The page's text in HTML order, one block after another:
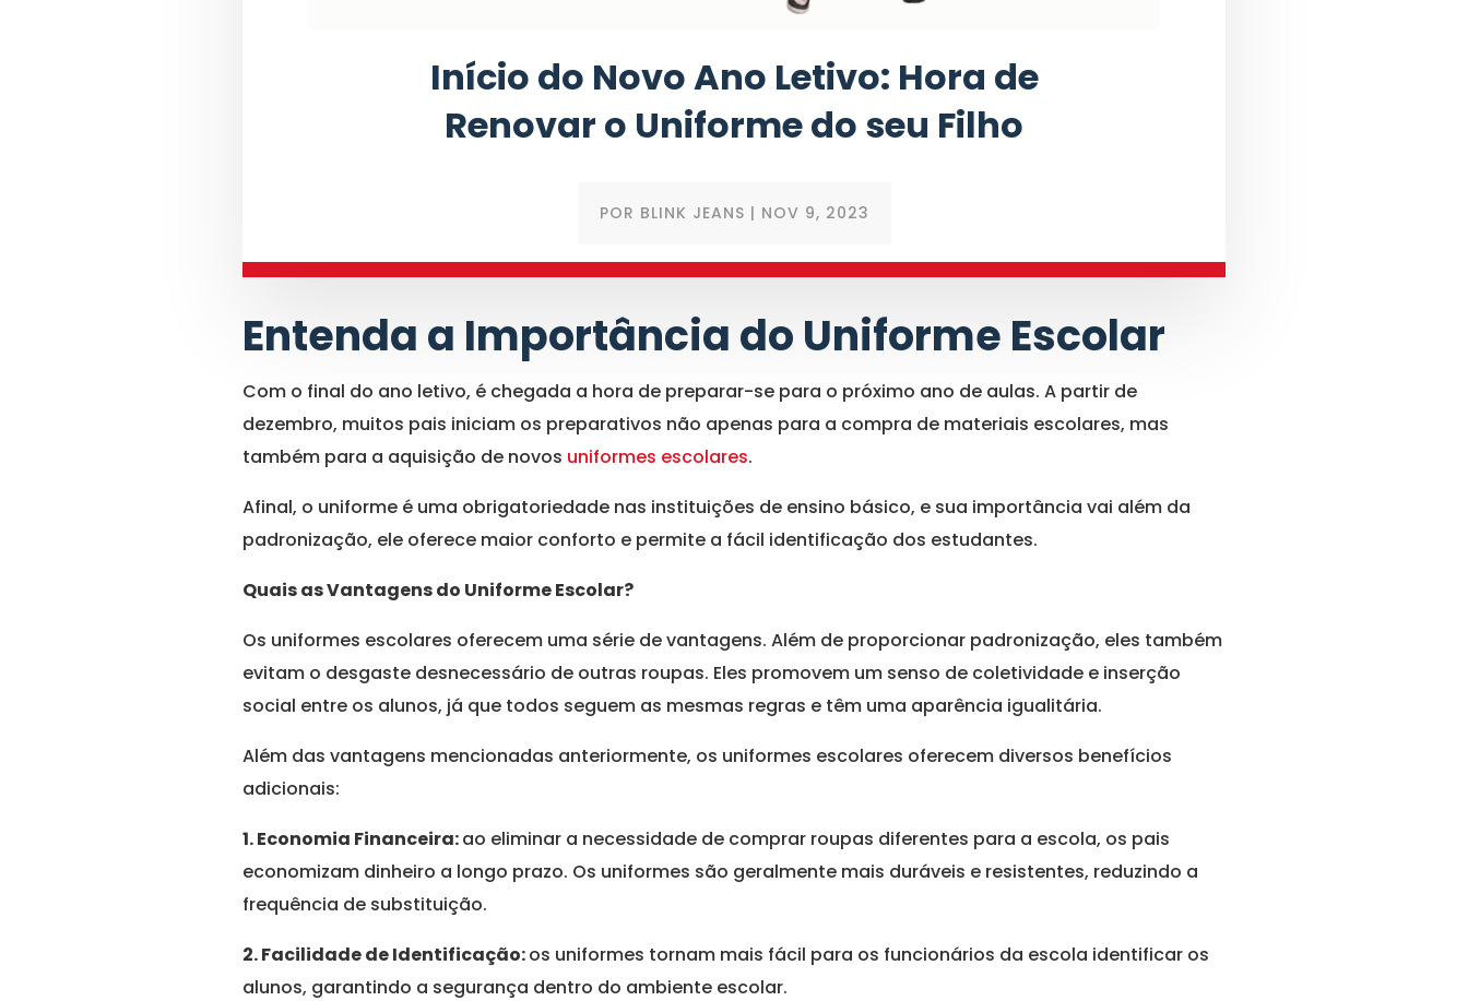
Início do Novo Ano Letivo: Hora de
Renovar o Uniforme do seu Filho
POR BLINK JEANS | NOV 9, 2023
Entenda a Importância do Uniforme Escolar
Com o final do ano letivo, é chegada a hora de preparar-se para o próximo ano de aulas. A partir de
dezembro, muitos pais iniciam os preparativos não apenas para a compra de materiais escolares, mas
também para a aquisição de novos uniformes escolares.
Afinal, o uniforme é uma obrigatoriedade nas instituições de ensino básico, e sua importância vai além da
padronização, ele oferece maior conforto e permite a fácil identificação dos estudantes.
Quais as Vantagens do Uniforme Escolar?
Os uniformes escolares oferecem uma série de vantagens. Além de proporcionar padronização, eles também
evitam o desgaste desnecessário de outras roupas. Eles promovem um senso de coletividade e inserção
social entre os alunos, já que todos seguem as mesmas regras e têm uma aparência igualitária.
Além das vantagens mencionadas anteriormente, os uniformes escolares oferecem diversos benefícios
adicionais:
1. Economia Financeira:ao eliminar a necessidade de comprar roupas diferentes para a escola, os pais
economizam dinheiro a longo prazo. Os uniformes são geralmente mais duráveis e resistentes, reduzindo a
frequência de substituição.
2. Facilidade de Identificação:os uniformes tornam mais fácil para os funcionários da escola identificar os
alunos, garantindo a segurança dentro do ambiente escolar.